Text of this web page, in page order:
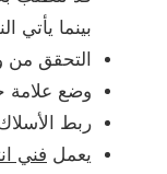
بينما يأتي
التحقق
وضع علامة
ربط
يعمل فني